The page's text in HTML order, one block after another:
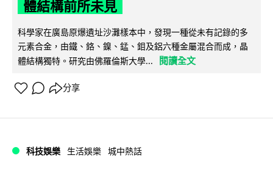
體結構前所未見
科學家在廣島原爆遺址沙灘樣本中，發現一種從未有記錄的多
元素合金，由鐵、鉻、鎳、錳、鉬及鋁六種金屬混合而成，晶
體結構獨特。研究由佛羅倫斯大學...
閱讀全文
分享
科技娛樂 生活娛樂 城中熱話